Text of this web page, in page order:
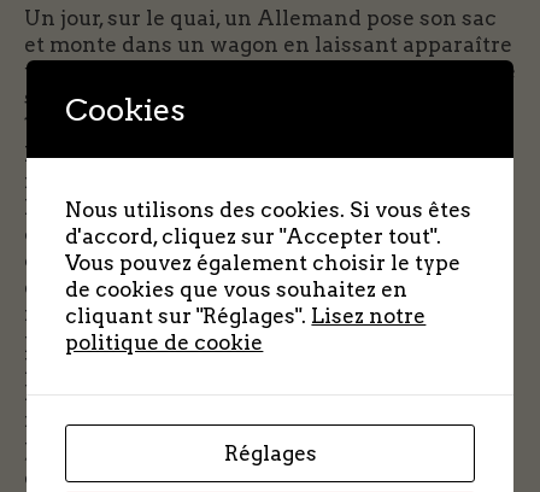
Un jour, sur le quai, un Allemand pose son sac
et monte dans un wagon en laissant apparaître
un fusil sur le sac. Marcel s’en empare et quitte
son emploi réservé pour la clandestinité. début
1943.
Le couple quitte Chartres pour Brou dans la
famille Massion pour quelques jours.
Le commandant Jacques (Maurice Roquet),
chef de la résistance FTP de Beauce-Sud
organise une rencontre sur la route de Gohory
entre les Massion et André Marcille, jeune
résistant de 19 ans qui les conduit à leur
planque : le moulin de Prémoteux à Trizay les
Bonneval.
Le PC des FTP de Jacques est situé dans la
ferme de l’Espérance non loin de là.
Jacques confie une mission à Marcel Massion
qui prend le nom de Pierre : il sera
Cookies
Nous utilisons des cookies. Si vous êtes
d'accord, cliquez sur "Accepter tout".
Vous pouvez également choisir le type
de cookies que vous souhaitez en
cliquant sur "Réglages". Lisez notre
politique de cookie
Réglages